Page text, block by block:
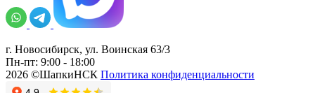
г. Новосибирск, ул. Воинская 63/3
Пн-пт: 9:00 - 18:00
2026 ©ШапкиНСК Политика конфиденциальности